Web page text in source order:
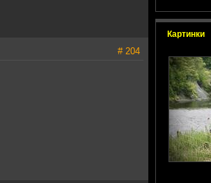
Картинки
# 204